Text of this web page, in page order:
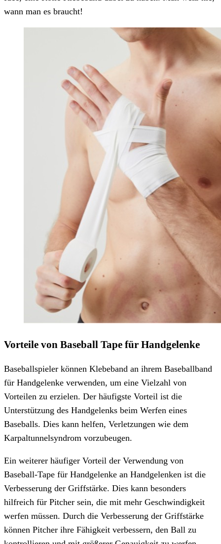
wann man es braucht!
Vorteile von Baseball Tape für Handgelenke
Baseballspieler können Klebeband an ihrem Baseballband
für Handgelenke verwenden, um eine Vielzahl von
Vorteilen zu erzielen. Der häufigste Vorteil ist die
Unterstützung des Handgelenks beim Werfen eines
Baseballs. Dies kann helfen, Verletzungen wie dem
Karpaltunnelsyndrom vorzubeugen.
Ein weiterer häufiger Vorteil der Verwendung von
Baseball-Tape für Handgelenke an Handgelenken ist die
Verbesserung der Griffstärke. Dies kann besonders
hilfreich für Pitcher sein, die mit mehr Geschwindigkeit
werfen müssen. Durch die Verbesserung der Griffstärke
können Pitcher ihre Fähigkeit verbessern, den Ball zu